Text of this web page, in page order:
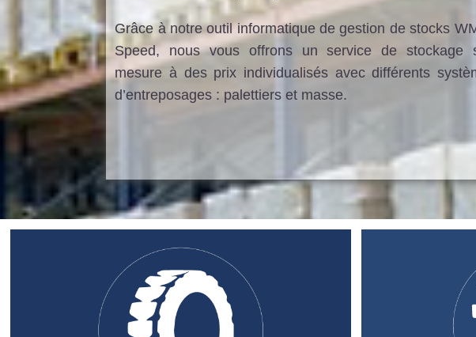
Grâce à notre outil informatique de gestion de stocks
Speed, nous vous offrons un service de stockage
mesure à des prix individualisés avec différents
d’entreposages : palettiers et masse.